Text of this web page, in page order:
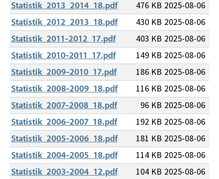
Statistik_2013_2014_18.pdf 476 KB 2025-08-06
Statistik_2012_2013_18.pdf 430 KB 2025-08-06
Statistik_2011-2012_17.pdf 403 KB 2025-08-06
Statistik_2010-2011_17.pdf 149 KB 2025-08-06
Statistik_2009-2010_17.pdf 186 KB 2025-08-06
Statistik_2008-2009_18.pdf 116 KB 2025-08-06
Statistik_2007-2008_18.pdf 96 KB 2025-08-06
Statistik_2006-2007_18.pdf 192 KB 2025-08-06
Statistik_2005-2006_18.pdf 181 KB 2025-08-06
Statistik_2004-2005_18.pdf 114 KB 2025-08-06
Statistik_2003-2004_12.pdf 104 KB 2025-08-06